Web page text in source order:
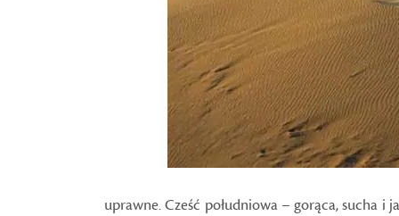
uprawne. Cześć południowa – gorąca, sucha